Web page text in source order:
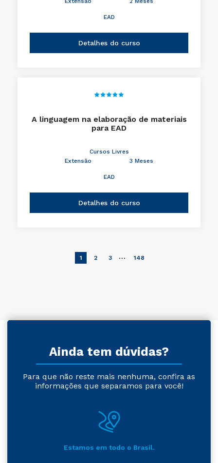
EAD
Detalhes do curso
A linguagem na elaboração de materiais
para EAD
Cursos Livres
Extensão
3 Meses
EAD
Detalhes do curso
1 2 3 … 148
Ainda tem dúvidas?
Para que não reste mais nenhuma, confira as
informações que separamos para você!
Estamos em todo o Brasil.